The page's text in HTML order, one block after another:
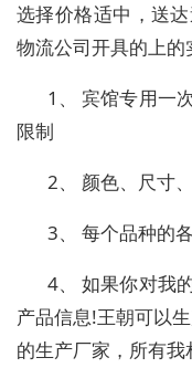
选择价格适中，送
物流公司开具的上的
1、 宾馆专用一
限制
2、 颜色、尺寸
3、 每个品种的
4、 如果你对我
产品信息!王朝可以
的生产厂家，所有